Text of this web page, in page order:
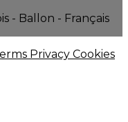
- Ballon - Français
Privacy Cookies